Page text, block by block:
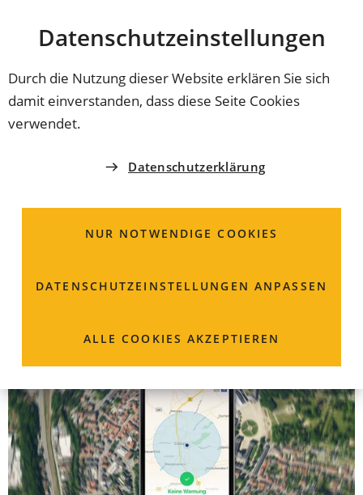
Datenschutz­einstellungen
Durch die Nutzung dieser Website erklären Sie sich
damit einverstanden, dass diese Seite Cookies
verwendet.
Datenschutzerklärung
NUR NOTWENDIGE COOKIES
DATENSCHUTZ­EINSTELLUNGEN ANPASSEN
ALLE COOKIES AKZEPTIEREN
INHALT ANSPRINGEN
Coburg
Katastrophenschutz;
Informationen zur